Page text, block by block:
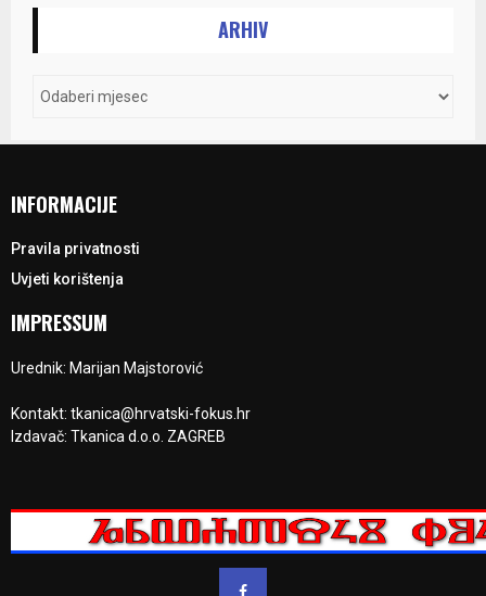
ARHIV
INFORMACIJE
Pravila privatnosti
Uvjeti korištenja
IMPRESSUM
Urednik: Marijan Majstorović
Kontakt: tkanica@hrvatski-fokus.hr
Izdavač: Tkanica d.o.o. ZAGREB